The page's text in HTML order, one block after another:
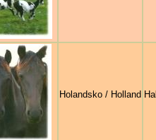
Holandsko / Holland